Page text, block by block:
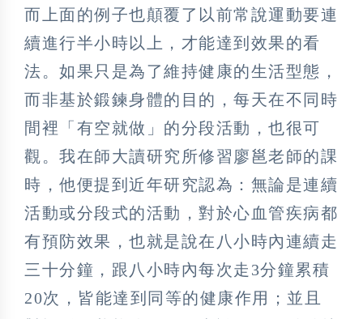
而上面的例子也顛覆了以前常說運動要連
續進行半小時以上，才能達到效果的看
法。如果只是為了維持健康的生活型態，
而非基於鍛鍊身體的目的，每天在不同時
間裡「有空就做」的分段活動，也很可
觀。我在師大讀研究所修習廖邕老師的課
時，他便提到近年研究認為：無論是連續
活動或分段式的活動，對於心血管疾病都
有預防效果，也就是說在八小時內連續走
三十分鐘，跟八小時內每次走3分鐘累積
20次，皆能達到同等的健康作用；並且